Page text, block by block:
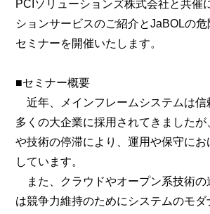
PCIソリューションズ株式会社と共催
ションサービスのご紹介とJaBOLの
セミナーを開催いたします。
■セミナー概要
近年、メインフレームシステムは信
多くの大企業に採用されてきました
や技術の停滞により、運用や保守に
しています。
また、クラウドやオープン系技術の
は競争力維持のためにシステムのモ